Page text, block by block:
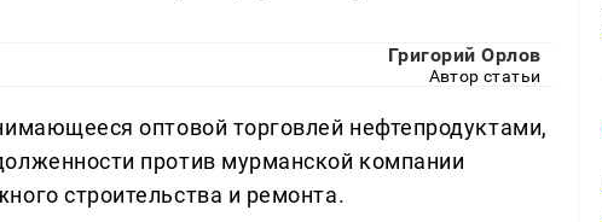
Григорий Орлов
Автор статьи
оптовой торговлей нефтепродуктами,
против мурманской компании
строительства и ремонта.